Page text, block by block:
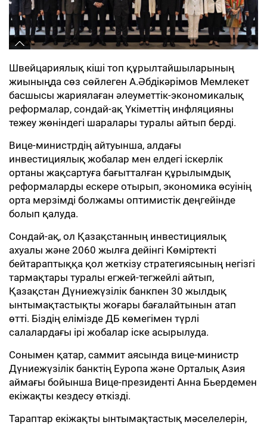
Швейцариялық кіші топ құрылтайшыларының
жиыныңда сөз сөйлеген А.Әбдікәрімов Мемлекет
басшысы жариялаған әлеуметтік-экономикалық
реформалар, сондай-ақ Үкіметтің инфляцияны
тежеу жөніндегі шаралары туралы айтып берді.
Вице-министрдің айтуынша, алдағы
инвестициялық жобалар мен елдегі іскерлік
ортаны жақсартуға бағытталған құрылымдық
реформаларды ескере отырып, экономика өсуінің
орта мерзімді болжамы оптимистік деңгейінде
болып қалуда.
Сондай-ақ, ол Қазақстанның инвестициялық
ахуалы және 2060 жылға дейінгі Көміртекті
бейтараптыққа қол жеткізу стратегиясының негізгі
тармақтары туралы егжей-тегжейлі айтып,
Қазақстан Дүниежүзілік банкпен 30 жылдық
ынтымақтастықты жоғары бағалайтынын атап
өтті. Біздің елімізде ДБ көмегімен түрлі
салалардағы ірі жобалар іске асырылуда.
Сонымен қатар, саммит аясында вице-министр
Дүниежүзілік банктің Еуропа және Орталық Азия
аймағы бойынша Вице-президенті Анна Бьердемен
екіжақты кездесу өткізді.
Тараптар екіжақты ынтымақтастық мәселелерін,